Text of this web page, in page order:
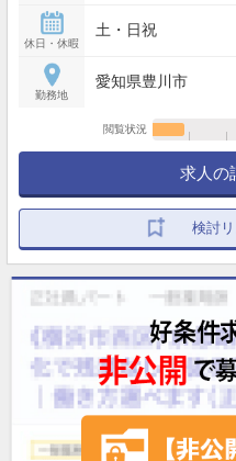
休日・休暇
土・日祝
勤務地
愛知県豊川市
閲覧状況
求人の
検討